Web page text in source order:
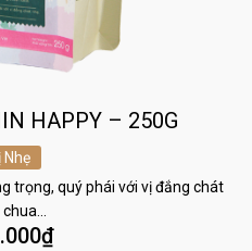
HAPPY – 250G
Nhẹ
trọng, quý phái với vị đắng chát
chua…
₫